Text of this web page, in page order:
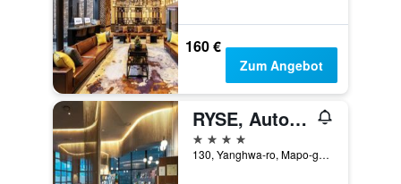
160 €
Zum Angebot
RYSE, Autograph Collection
4 Sterne
130, Yanghwa-ro, Mapo-gu, Seoul, Südkorea